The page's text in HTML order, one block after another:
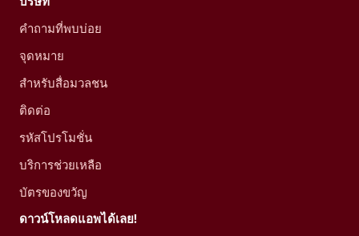
คำถามที่พบบ่อย
จุดหมาย
สำหรับสื่อมวลชน
ติดต่อ
รหัสโปรโมชั่น
บริการช่วยเหลือ
บัตรของขวัญ
ดาวน์โหลดแอพได้เลย!